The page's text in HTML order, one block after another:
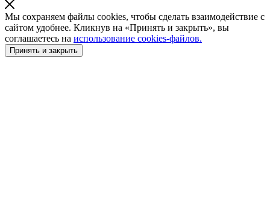
Мы сохраняем файлы cookies, чтобы сделать взаимодействие с
сайтом удобнее. Кликнув на «Принять и закрыть», вы
соглашаетесь на использование cookies-файлов.
Принять и закрыть